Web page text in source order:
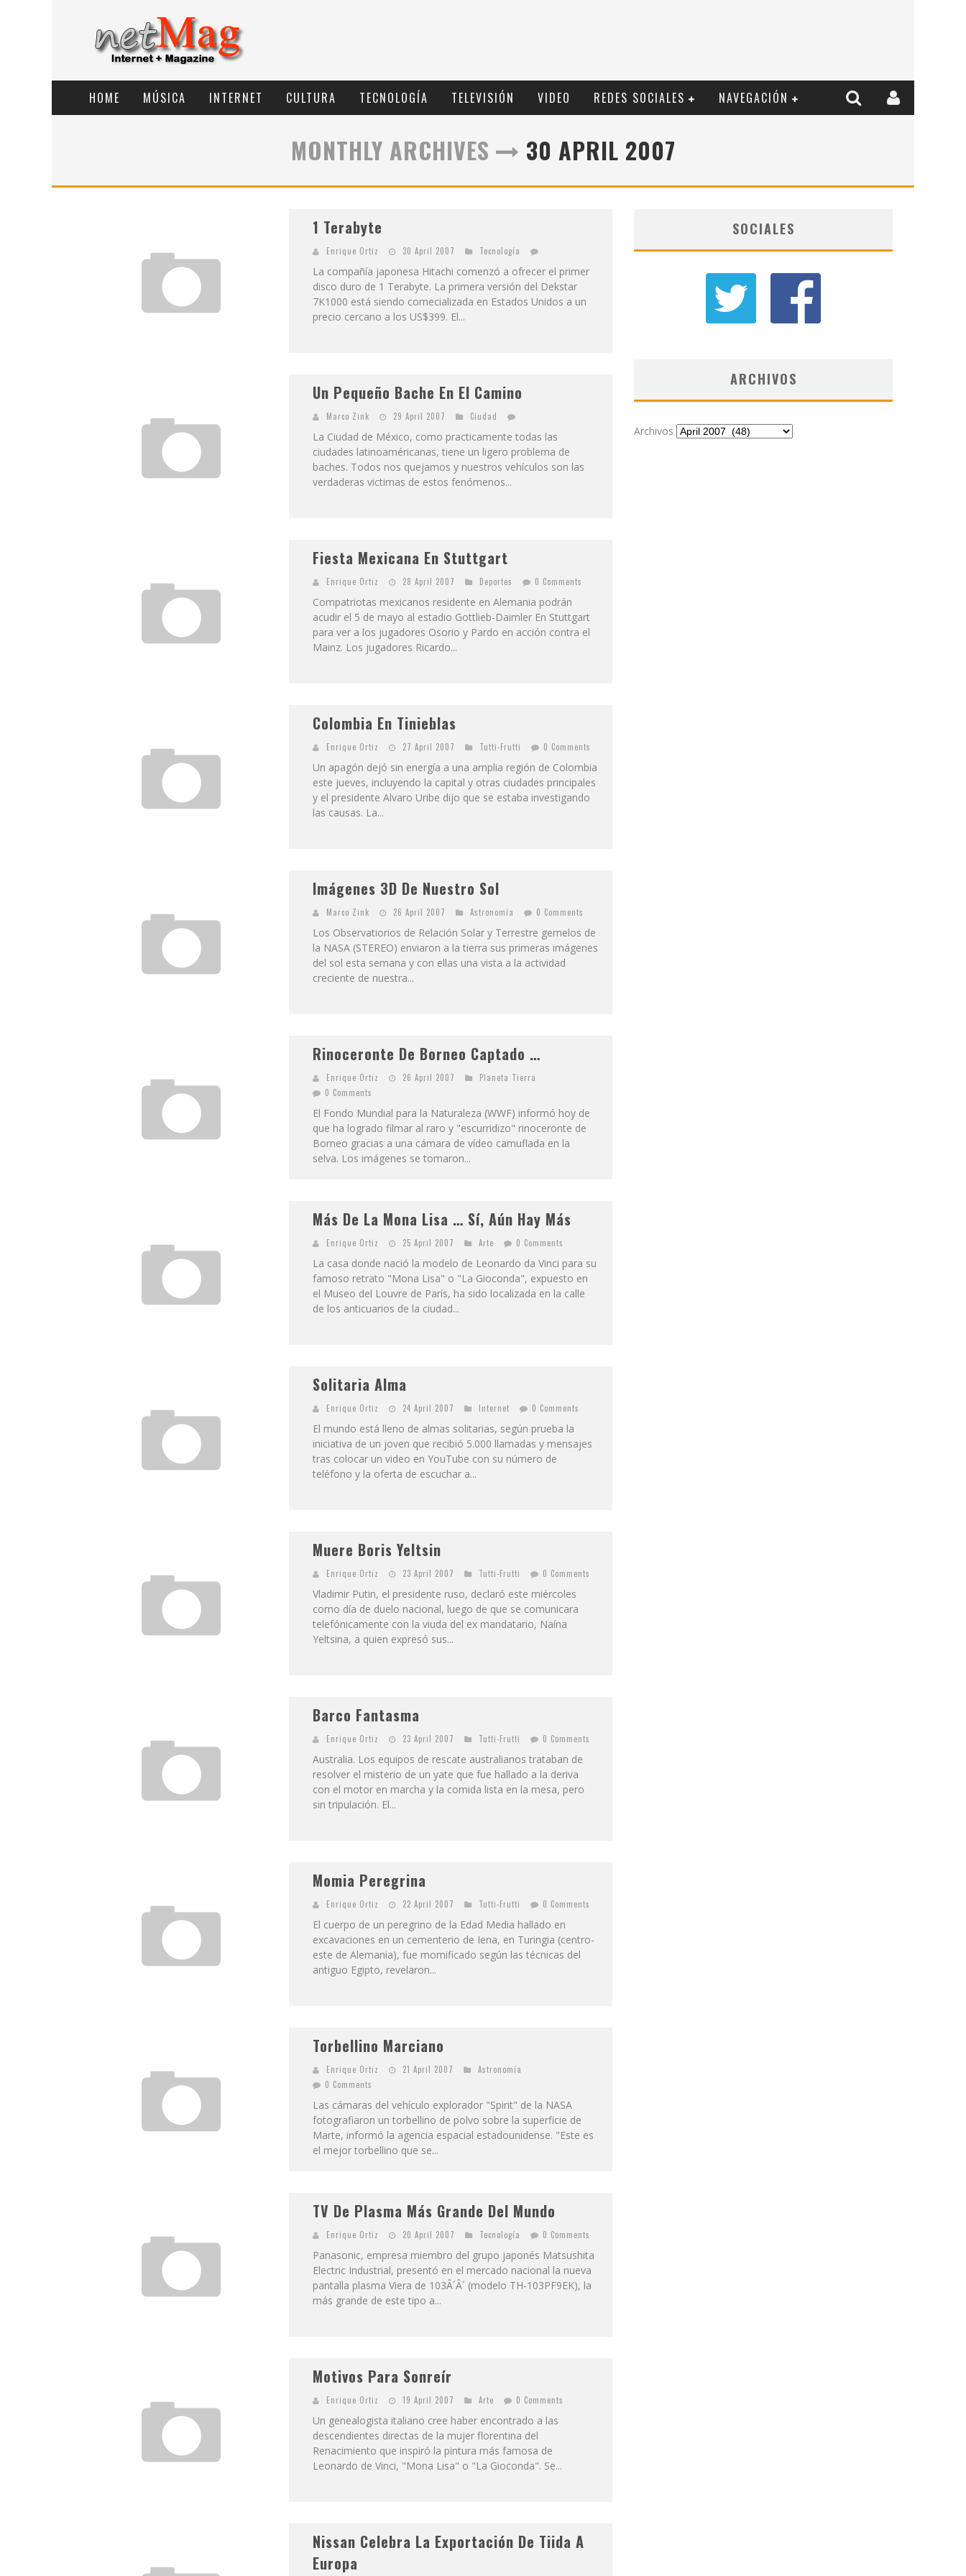
HOME MÚSICA INTERNET CULTURA TECNOLOGÍ­A TELEVISIÓN VIDEO REDES SOCIALES NAVEGACIÓN
MONTHLY ARCHIVES 30 APRIL 2007
1 Terabyte
Enrique Ortiz 30 April 2007 Tecnologí­a
La compañía japonesa Hitachi comenzó a ofrecer el primer
disco duro de 1 Terabyte. La primera versión del Dekstar
7K1000 está siendo comecializada en Estados Unidos a un
precio cercano a los US$399. El...
Un Pequeño Bache En El Camino
Marco Zink 29 April 2007 Ciudad
La Ciudad de México, como practicamente todas las
ciudades latinoaméricanas, tiene un ligero problema de
baches. Todos nos quejamos y nuestros vehículos son las
verdaderas victimas de estos fenómenos...
Fiesta Mexicana En Stuttgart
Enrique Ortiz 28 April 2007 Deportes 0 Comments
Compatriotas mexicanos residente en Alemania podrán
acudir el 5 de mayo al estadio Gottlieb-Daimler En Stuttgart
para ver a los jugadores Osorio y Pardo en acción contra el
Mainz. Los jugadores Ricardo...
Colombia En Tinieblas
Enrique Ortiz 27 April 2007 Tutti-Frutti 0 Comments
Un apagón dejó sin energía a una amplia región de Colombia
este jueves, incluyendo la capital y otras ciudades principales
y el presidente Alvaro Uribe dijo que se estaba investigando
las causas. La...
Imágenes 3D De Nuestro Sol
Marco Zink 26 April 2007 Astronomía 0 Comments
Los Observatiorios de Relación Solar y Terrestre gemelos de
la NASA (STEREO) enviaron a la tierra sus primeras imágenes
del sol esta semana y con ellas una vista a la actividad
creciente de nuestra...
Rinoceronte De Borneo Captado …
Enrique Ortiz 26 April 2007
Planeta Tierra
0 Comments
El Fondo Mundial para la Naturaleza (WWF) informó hoy de
que ha logrado filmar al raro y "escurridizo" rinoceronte de
Borneo gracias a una cámara de vídeo camuflada en la
selva. Los imágenes se tomaron...
Más De La Mona Lisa … Sí, Aún Hay Más
Enrique Ortiz 25 April 2007 Arte 0 Comments
La casa donde nació la modelo de Leonardo da Vinci para su
famoso retrato "Mona Lisa" o "La Gioconda", expuesto en
el Museo del Louvre de París, ha sido localizada en la calle
de los anticuarios de la ciudad...
Solitaria Alma
Enrique Ortiz 24 April 2007 Internet 0 Comments
El mundo está lleno de almas solitarias, según prueba la
iniciativa de un joven que recibió 5.000 llamadas y mensajes
tras colocar un video en YouTube con su número de
teléfono y la oferta de escuchar a...
Muere Boris Yeltsin
Enrique Ortiz 23 April 2007 Tutti-Frutti 0 Comments
Vladimir Putin, el presidente ruso, declaró este miércoles
como día de duelo nacional, luego de que se comunicara
telefónicamente con la viuda del ex mandatario, Naína
Yeltsina, a quien expresó sus...
Barco Fantasma
Enrique Ortiz 23 April 2007 Tutti-Frutti 0 Comments
Australia. Los equipos de rescate australianos trataban de
resolver el misterio de un yate que fue hallado a la deriva
con el motor en marcha y la comida lista en la mesa, pero
sin tripulación. El...
Momia Peregrina
Enrique Ortiz 22 April 2007 Tutti-Frutti 0 Comments
El cuerpo de un peregrino de la Edad Media hallado en
excavaciones en un cementerio de Iena, en Turingia (centro-
este de Alemania), fue momificado según las técnicas del
antiguo Egipto, revelaron...
Torbellino Marciano
Enrique Ortiz 21 April 2007
Astronomía
0 Comments
Las cámaras del vehículo explorador "Spirit" de la NASA
fotografiaron un torbellino de polvo sobre la superficie de
Marte, informó la agencia espacial estadounidense. "Este es
el mejor torbellino que se...
TV De Plasma Más Grande Del Mundo
Enrique Ortiz 20 April 2007 Tecnologí­a 0 Comments
Panasonic, empresa miembro del grupo japonés Matsushita
Electric Industrial, presentó en el mercado nacional la nueva
pantalla plasma Viera de 103Â´Â´ (modelo TH-103PF9EK), la
más grande de este tipo a...
Motivos Para Sonreír
Enrique Ortiz 19 April 2007 Arte 0 Comments
Un genealogista italiano cree haber encontrado a las
descendientes directas de la mujer florentina del
Renacimiento que inspiró la pintura más famosa de
Leonardo de Vinci, "Mona Lisa" o "La Gioconda". Se...
Nissan Celebra La Exportación De Tiida A
Europa
SOCIALES
ARCHIVOS
Archivos